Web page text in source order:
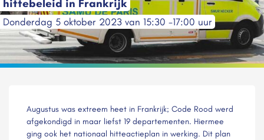
hittebeleid in Frankrijk
Donderdag 5 oktober 2023 van 15:30 -17:00 uur
Augustus was extreem heet in Frankrijk; Code Rood werd
afgekondigd in maar liefst 19 departementen. Hiermee
ging ook het nationaal hitteactieplan in werking. Dit plan